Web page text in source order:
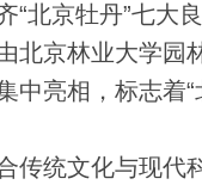
京牡丹”七大
北京林业大学园
中亮相，标志着“
统文化与现代